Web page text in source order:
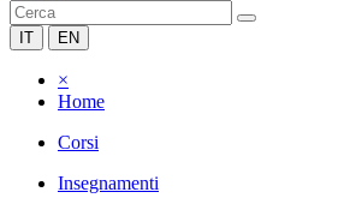
IT EN
×
Home
Corsi
Insegnamenti